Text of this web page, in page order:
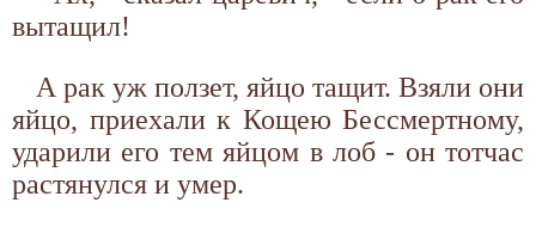
вытащил!
А рак уж ползет, яйцо тащит. Взяли они
яйцо, приехали к Кощею Бессмертному,
ударили его тем яйцом в лоб - он тотчас
растянулся и умер.